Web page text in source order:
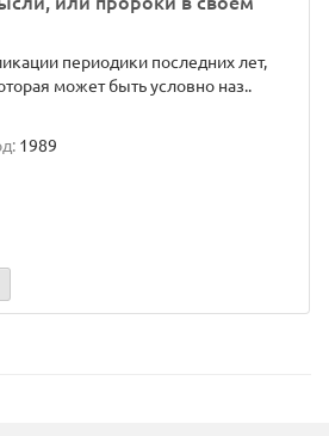
периодики последних лет,
может быть условно наз..
1989